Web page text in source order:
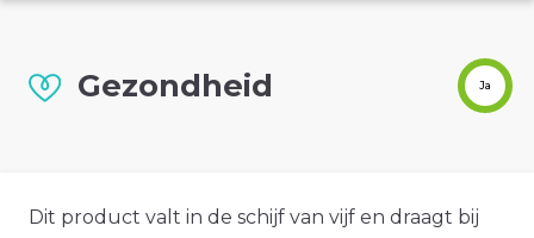
Gezondheid Ja
Dit product valt in de schijf van vijf en draagt bij